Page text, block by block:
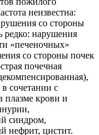
неизвестна:
со стороны
нарушения
«печеночных»
со стороны почек
почечная
сочетании с
крови и
синдром,
нефрит, цистит.